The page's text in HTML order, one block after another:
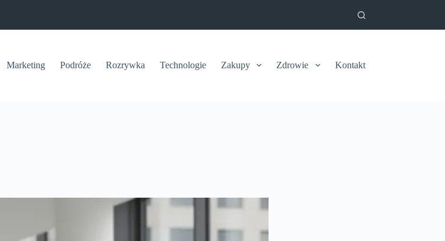
Marketing Podróże Rozrywka Technologie Zakupy Zdrowie Kontakt